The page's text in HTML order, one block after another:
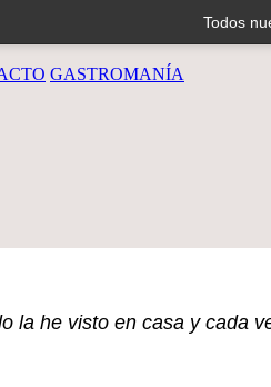
Todos
GASTROMANÍA
la he visto en casa y cada